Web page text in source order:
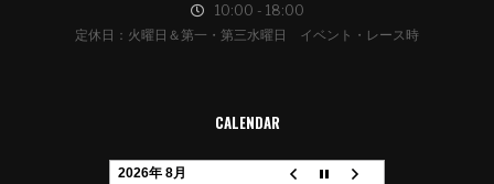
10:00 - 18:00
定休日：火曜日＆第一・第三水曜日 イベント・レース時
CALENDAR
2026年 8月